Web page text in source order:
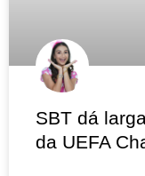
SBT dá
da UEFA